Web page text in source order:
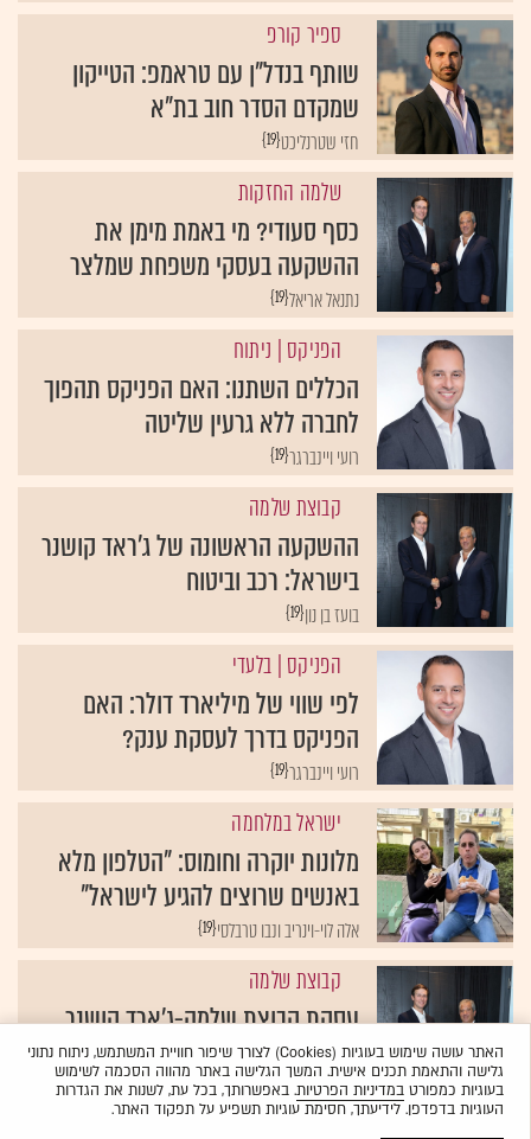
ספיר קורפ
שותף בנדל"ן עם טראמפ: הטייקון
שמקדם הסדר חוב בת"א
{19}חזי שטרנליכט
שלמה החזקות
כסף סעודי? מי באמת מימן את
ההשקעה בעסקי משפחת שמלצר
{19}נתנאל אריאל
הפניקס | ניתוח
הכללים השתנו: האם הפניקס תהפוך
לחברה ללא גרעין שליטה
{19}רועי ויינברגר
קבוצת שלמה
ההשקעה הראשונה של ג'ראד קושנר
בישראל: רכב וביטוח
{19}בועז בן נון
הפניקס | בלעדי
לפי שווי של מיליארד דולר: האם
הפניקס בדרך לעסקת ענק?
{19}רועי ויינברגר
ישראל במלחמה
מלונות יוקרה וחומוס: "הטלפון מלא
באנשים שרוצים להגיע לישראל"
{19}אלה לוי-וינריב ונבו טרבלסי
קבוצת שלמה
עסקת קבוצת שלמה-ג'ארד קושנר
תפתח את הענף למשקיעים זרים?
{19}דובי בן גדליהו
האתר עושה שימוש בעוגיות (Cookies) לצורך שיפור חוויית המשתמש, ניתוח נתוני
גלישה והתאמת תכנים אישית. המשך הגלישה באתר מהווה הסכמה לשימוש
בעוגיות כמפורטבמדיניות הפרטיות. באפשרותך, בכל עת, לשנות את הגדרות
העוגיות בדפדפן. לידיעתך, חסימת עוגיות תשפיע על תפקוד האתר.